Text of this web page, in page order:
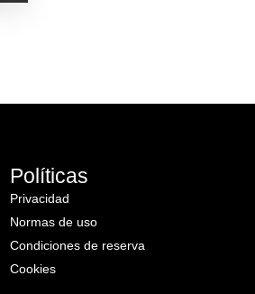
Políticas
Privacidad
Normas de uso
Condiciones de reserva
Cookies